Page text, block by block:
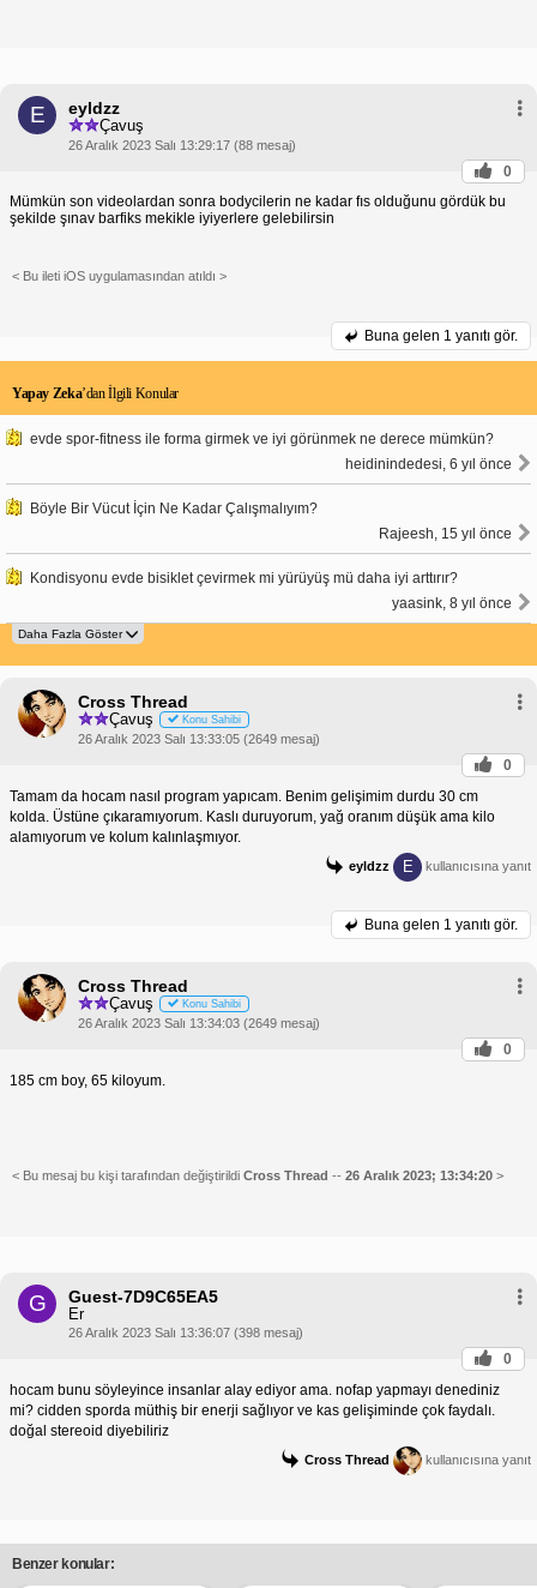
E eyldzz
Çavuş
26 Aralık 2023 Salı 13:29:17 (88 mesaj)
0
Mümkün son videolardan sonra bodycilerin ne kadar fıs olduğunu gördük bu
şekilde şınav barfiks mekikle iyiyerlere gelebilirsin
< Bu ileti iOS uygulamasından atıldı >
Buna gelen 1 yanıtı gör.
Yapay Zeka’dan İlgili Konular
evde spor-fitness ile forma girmek ve iyi görünmek ne derece mümkün?
heidinindedesi, 6 yıl önce
Böyle Bir Vücut İçin Ne Kadar Çalışmalıyım?
Rajeesh, 15 yıl önce
Kondisyonu evde bisiklet çevirmek mi yürüyüş mü daha iyi arttırır?
yaasink, 8 yıl önce
Cross Thread
Çavuş Konu Sahibi
26 Aralık 2023 Salı 13:33:05 (2649 mesaj)
0
Tamam da hocam nasıl program yapıcam. Benim gelişimim durdu 30 cm
kolda. Üstüne çıkaramıyorum. Kaslı duruyorum, yağ oranım düşük ama kilo
alamıyorum ve kolum kalınlaşmıyor.
eyldzz E kullanıcısına yanıt
Buna gelen 1 yanıtı gör.
Cross Thread
Çavuş Konu Sahibi
26 Aralık 2023 Salı 13:34:03 (2649 mesaj)
0
185 cm boy, 65 kiloyum.
< Bu mesaj bu kişi tarafından değiştirildi Cross Thread -- 26 Aralık 2023; 13:34:20 >
G Guest-7D9C65EA5
Er
26 Aralık 2023 Salı 13:36:07 (398 mesaj)
0
hocam bunu söyleyince insanlar alay ediyor ama. nofap yapmayı denediniz
mi? cidden sporda müthiş bir enerji sağlıyor ve kas gelişiminde çok faydalı.
doğal stereoid diyebiliriz
Cross Thread kullanıcısına yanıt
Benzer konular: